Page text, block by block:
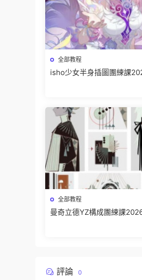
全部教程
isho少女半身插圖團練課
全部教程
曼奇立德YZ構成團練課
評論 0